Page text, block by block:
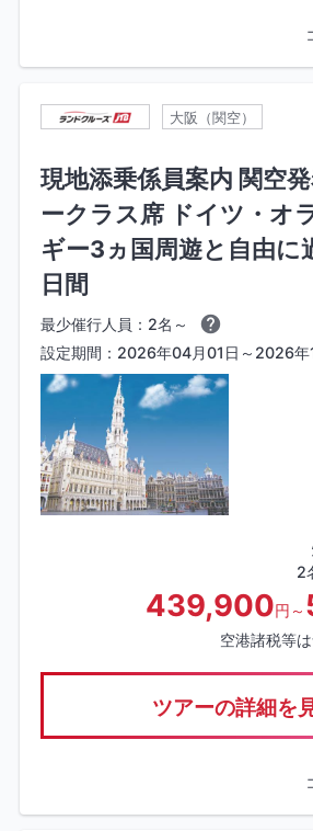
大阪（関空）
現地添乗係員案内 関空
ークラス席 ドイツ・オ
ギー3ヵ国周遊と自由に
日間
最少催行人員：2名～
設定期間：2026年04月01日～2026年
2
439,900円～
空港諸税等
ツアーの詳細を